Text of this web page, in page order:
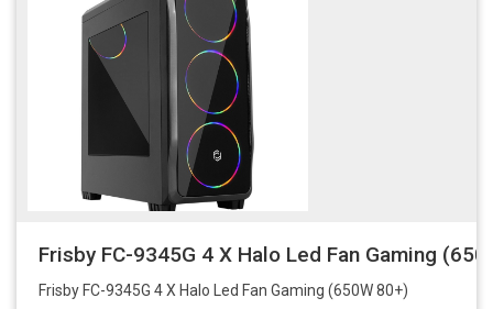
Frisby FC-9345G 4 X Halo Led Fan Gaming
Frisby FC-9345G 4 X Halo Led Fan Gaming (650W 80+)